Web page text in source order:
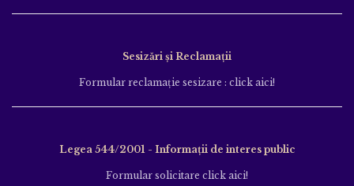
Sesizări și Reclamații
Formular reclamație sesizare : click aici!
Legea 544/2001 - Informații de interes public
Formular solicitare click aici!